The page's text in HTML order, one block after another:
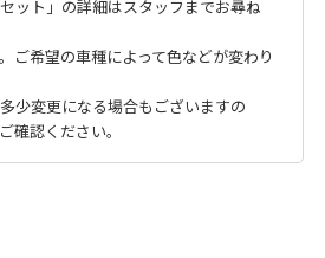
ット」の詳細はスタッフまでお尋ね
ご希望の車種によって色などが変わり
少変更になる場合もございますの
確認ください。